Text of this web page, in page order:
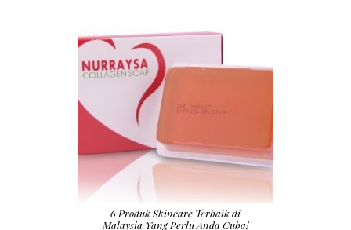
6 Produk Skincare Terbaik di
Malaysia Yang Perlu Anda Cuba!